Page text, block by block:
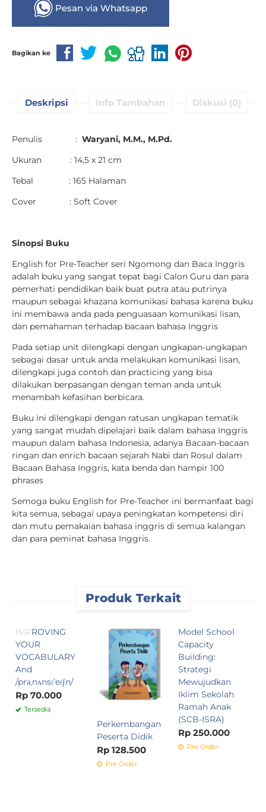
Pesan via Whatsapp
Bagikan ke
Deskripsi Info Tambahan Diskusi (0)
Penulis : Waryani, M.M., M.Pd.
Ukuran : 14,5 x 21 cm
Tebal : 165 Halaman
Cover : Soft Cover
Sinopsi Buku
English for Pre-Teacher seri Ngomong dan Baca Inggris
adalah buku yang sangat tepat bagi Calon Guru dan para
pemerhati pendidikan baik buat putra atau putrinya
maupun sebagai khazana komunikasi bahasa karena buku
ini membawa anda pada penguasaan komunikasi lisan,
dan pemahaman terhadap bacaan bahasa Inggris
Pada setiap unit dilengkapi dengan ungkapan-ungkapan
sebagai dasar untuk anda melakukan komunikasi lisan,
dilengkapi juga contoh dan practicing yang bisa
dilakukan berpasangan dengan teman anda untuk
menambah kefasihan berbicara.
Buku ini dilengkapi dengan ratusan ungkapan tematik
yang sangat mudah dipelajari baik dalam bahasa Inggris
maupun dalam bahasa Indonesia, adanya Bacaan-bacaan
ringan dan enrich bacaan sejarah Nabi dan Rosul dalam
Bacaan Bahasa Inggris, kata benda dan hampir 100
phrases
Semoga buku English for Pre-Teacher ini bermanfaat bagi
kita semua, sebagai upaya peningkatan kompetensi diri
dan mutu pemakaian bahasa inggris di semua kalangan
dan para peminat bahasa Inggris.
Produk Terkait
IMPROVING
YOUR
VOCABULARY
And
/prǝ,nʌnsı’eıʃn/
Rp 70.000
Tersedia
Perkembangan
Peserta Didik
Rp 128.500
Pre Order
Model School
Capacity
Building:
Strategi
Mewujudkan
Iklim Sekolah
Ramah Anak
(SCB-ISRA)
Rp 250.000
Pre Order